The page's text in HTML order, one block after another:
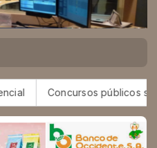
Concursos públicos seguem